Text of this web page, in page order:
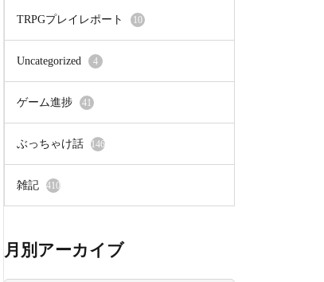
TRPGプレイレポート 10
Uncategorized 4
ゲーム進捗 41
ぶっちゃけ話 146
雑記 410
月別アーカイブ